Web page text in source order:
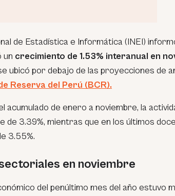
de Estadística e Informática (INEI)
un crecimiento de 1.53% interanual en
ubicó por debajo de las proyecciones de
Reserva del Perú (BCR).
acumulado de enero a noviembre, la
de 3.39%, mientras que en los últimos
3.55%.
en noviembre
del penúltimo mes del año estuvo